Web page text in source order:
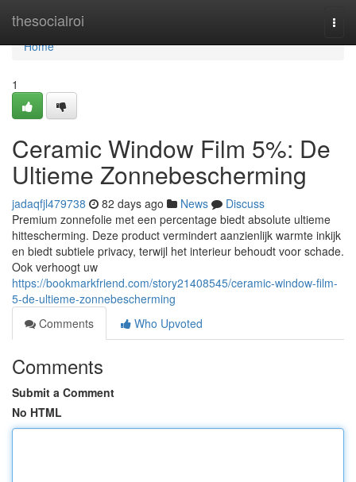
thesocialroi
Home
Home
1
Ceramic Window Film 5%: De
Ultieme Zonnebescherming
jadaqfjl479738 82 days ago News
Discuss
Premium zonnefolie met een percentage biedt absolute ultieme
hittescherming. Deze product vermindert aanzienlijk warmte inkijk
en biedt subtiele privacy, terwijl het interieur behoudt voor schade.
Ook verhoogt uw
https://bookmarkfriend.com/story21408545/ceramic-window-film-
5-de-ultieme-zonnebescherming
Comments
Who Upvoted
Comments
Submit a Comment
No HTML